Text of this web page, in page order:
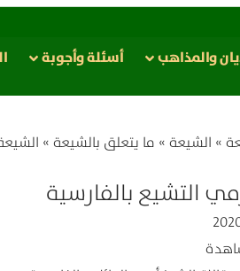
والمذاهب أسئلة وأجوبة
» الشيعة» ما يتعلق بالشيعة»
التشيع بالفارسية